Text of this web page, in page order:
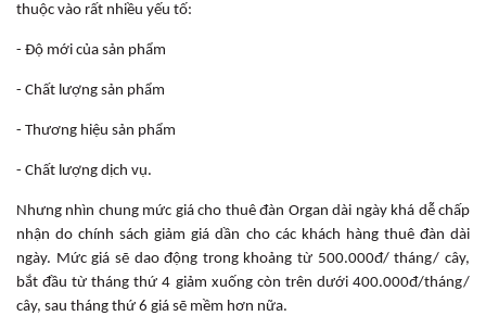
thuộc vào rất nhiều yếu tố:
- Độ mới của sản phẩm
- Chất lượng sản phẩm
- Thương hiệu sản phẩm
- Chất lượng dịch vụ.
Nhưng nhìn chung mức giá cho thuê đàn Organ dài ngày khá dễ chấp
nhận do chính sách giảm giá dần cho các khách hàng thuê đàn dài
ngày. Mức giá sẽ dao động trong khoảng từ 500.000đ/ tháng/ cây,
bắt đầu từ tháng thứ 4 giảm xuống còn trên dưới 400.000đ/tháng/
cây, sau tháng thứ 6 giá sẽ mềm hơn nữa.